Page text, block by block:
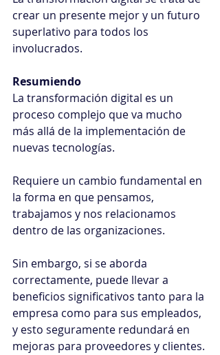
crear un presente mejor y un futuro
superlativo para todos los
involucrados.
Resumiendo
La transformación digital es un
proceso complejo que va mucho
más allá de la implementación de
nuevas tecnologías.
Requiere un cambio fundamental en
la forma en que pensamos,
trabajamos y nos relacionamos
dentro de las organizaciones.
Sin embargo, si se aborda
correctamente, puede llevar a
beneficios significativos tanto para la
empresa como para sus empleados,
y esto seguramente redundará en
mejoras para proveedores y clientes.